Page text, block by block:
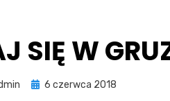
SIĘ W
Posted
6 czerwca 2018